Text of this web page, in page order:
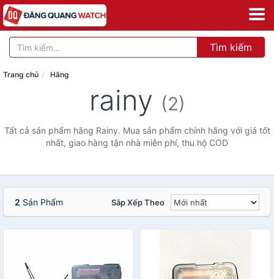
Tìm kiếm
Trang chủ Hãng
rainy (2)
Tất cả sản phẩm hãng Rainy. Mua sản phẩm chính hãng với giá tốt
nhất, giao hàng tận nhà miễn phí, thu hộ COD
2 Sản Phẩm Sắp Xếp Theo